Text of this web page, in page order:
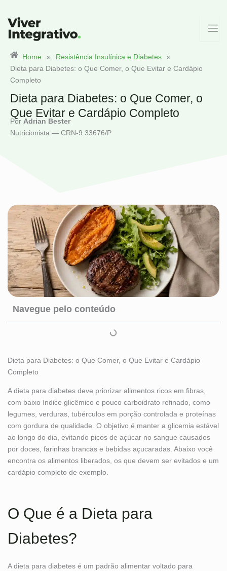
para
conteúdo
Home » Resistência Insulínica e Diabetes
»
Dieta para Diabetes: o Que Comer, o Que Evitar e Cardápio
Completo
Dieta para Diabetes: o Que Comer, o
Que Evitar e Cardápio Completo
Por Adrian Bester
Nutricionista — CRN-9 33676/P
Navegue pelo conteúdo
Dieta para Diabetes: o Que Comer, o Que Evitar e Cardápio
Completo
A dieta para diabetes deve priorizar alimentos ricos em fibras,
com baixo índice glicêmico e pouco carboidrato refinado, como
legumes, verduras, tubérculos em porção controlada e proteínas
com gordura de qualidade. O objetivo é manter a glicemia estável
ao longo do dia, evitando picos de açúcar no sangue causados
por doces, farinhas brancas e bebidas açucaradas. Abaixo você
encontra os alimentos liberados, os que devem ser evitados e um
cardápio completo de exemplo.
O Que é a Dieta para
Diabetes?
A dieta para diabetes é um padrão alimentar voltado para